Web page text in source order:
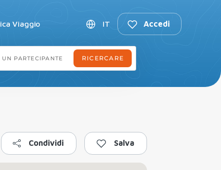
Viaggio IT Accedi
Condividi Salva